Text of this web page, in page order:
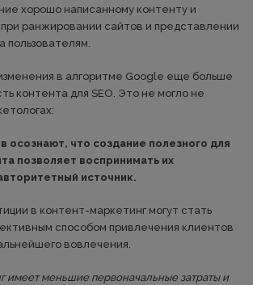
хорошо написанному контенту и
ранжировании сайтов и представлении
пользователям.
в алгоритме Google еще больше
контента для SEO. Это не могло не
осознают, что создание полезного для
позволяет воспринимать их
источник.
в контент-маркетинг могут стать
способом привлечения клиентов
вовлечения.
имеет меньшие первоначальные затраты и